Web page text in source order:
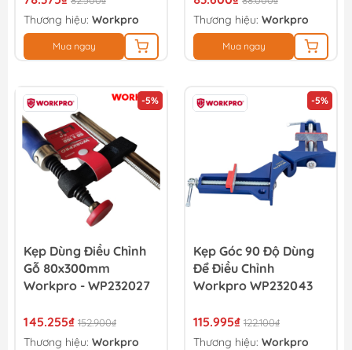
Thương hiệu: Workpro
Mua ngay
Thương hiệu: Workpro
Mua ngay
-5%
Kẹp Dùng Điều Chỉnh
Gỗ 80x300mm
Workpro - WP232027
145.255₫ 152.900₫
Thương hiệu: Workpro
-5%
Kẹp Góc 90 Độ Dùng
Để Điều Chỉnh
Workpro WP232043
115.995₫ 122.100₫
Thương hiệu: Workpro